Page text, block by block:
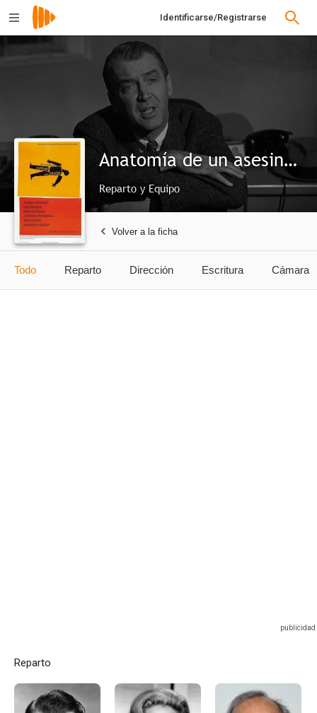
Identificarse/Registrarse
Anatomía de un asesinato
Reparto y Equipo
Volver a la ficha
Todo Reparto Dirección Escritura Cámara
Reparto